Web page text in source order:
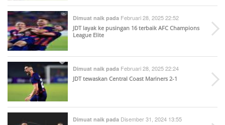
Dimuat naik pada Februari 28, 2025 22:52
JDT layak ke pusingan 16 terbaik AFC Champions
League Elite
Dimuat naik pada Februari 28, 2025 22:24
JDT tewaskan Central Coast Mariners 2-1
Dimuat naik pada Disember 31, 2024 13:55